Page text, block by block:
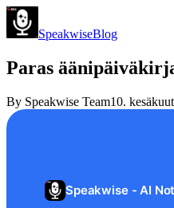
SpeakwiseBlog
Paras
By Speakwise Team10.
Speakwise - AI